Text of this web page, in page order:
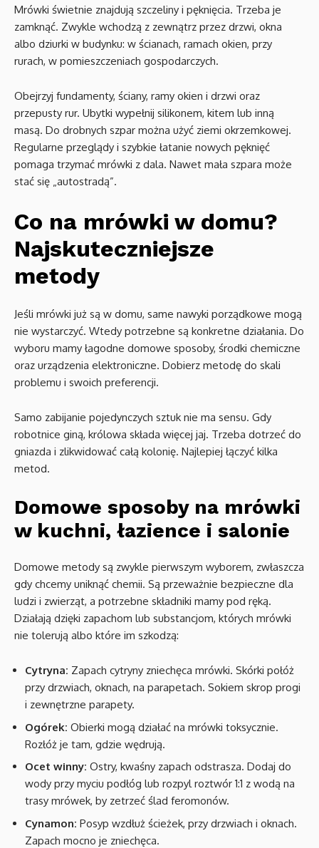
Mrówki świetnie znajdują szczeliny i pęknięcia. Trzeba je
zamknąć. Zwykle wchodzą z zewnątrz przez drzwi, okna
albo dziurki w budynku: w ścianach, ramach okien, przy
rurach, w pomieszczeniach gospodarczych.
Obejrzyj fundamenty, ściany, ramy okien i drzwi oraz
przepusty rur. Ubytki wypełnij silikonem, kitem lub inną
masą. Do drobnych szpar można użyć ziemi okrzemkowej.
Regularne przeglądy i szybkie łatanie nowych pęknięć
pomaga trzymać mrówki z dala. Nawet mała szpara może
stać się „autostradą”.
Co na mrówki w domu?
Najskuteczniejsze
metody
Jeśli mrówki już są w domu, same nawyki porządkowe mogą
nie wystarczyć. Wtedy potrzebne są konkretne działania. Do
wyboru mamy łagodne domowe sposoby, środki chemiczne
oraz urządzenia elektroniczne. Dobierz metodę do skali
problemu i swoich preferencji.
Samo zabijanie pojedynczych sztuk nie ma sensu. Gdy
robotnice giną, królowa składa więcej jaj. Trzeba dotrzeć do
gniazda i zlikwidować całą kolonię. Najlepiej łączyć kilka
metod.
Domowe sposoby na mrówki
w kuchni, łazience i salonie
Domowe metody są zwykle pierwszym wyborem, zwłaszcza
gdy chcemy uniknąć chemii. Są przeważnie bezpieczne dla
ludzi i zwierząt, a potrzebne składniki mamy pod ręką.
Działają dzięki zapachom lub substancjom, których mrówki
nie tolerują albo które im szkodzą:
Cytryna: Zapach cytryny zniechęca mrówki. Skórki połóż
przy drzwiach, oknach, na parapetach. Sokiem skrop progi
i zewnętrzne parapety.
Ogórek: Obierki mogą działać na mrówki toksycznie.
Rozłóż je tam, gdzie wędrują.
Ocet winny: Ostry, kwaśny zapach odstrasza. Dodaj do
wody przy myciu podłóg lub rozpyl roztwór 1:1 z wodą na
trasy mrówek, by zetrzeć ślad feromonów.
Cynamon: Posyp wzdłuż ścieżek, przy drzwiach i oknach.
Zapach mocno je zniechęca.